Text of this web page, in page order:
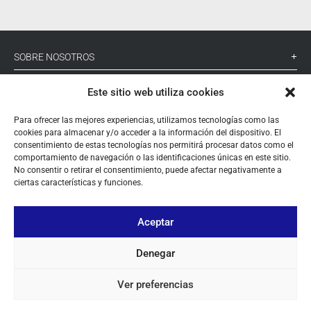
Este sitio web utiliza cookies
Para ofrecer las mejores experiencias, utilizamos tecnologías como las
cookies para almacenar y/o acceder a la información del dispositivo. El
consentimiento de estas tecnologías nos permitirá procesar datos como el
comportamiento de navegación o las identificaciones únicas en este sitio.
No consentir o retirar el consentimiento, puede afectar negativamente a
ciertas características y funciones.
Aceptar
Denegar
Ver preferencias
SOBRE NOSOTROS
SÍGUENOS
info@pihernz.com
Linkedin
Instagram